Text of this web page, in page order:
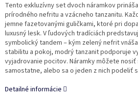
Tento exkluzívny set dvoch náramkov
prírodného nefritu a vzácneho tanzanitu.
jemne fazetovanými guličkami, ktoré pri
luxusný lesk. V ľudových tradíciách
symbolický tandem – kým zelený nefrit
stabilitu a pokoj, modrý tanzanit podporuje
vyjadrovanie pocitov. Náramky môžete
samostatne, alebo sa o jeden z nich podeliť
Detailné informácie